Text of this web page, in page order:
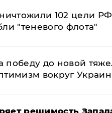
102 цели
"теневого флота"
победу до новой
вокруг